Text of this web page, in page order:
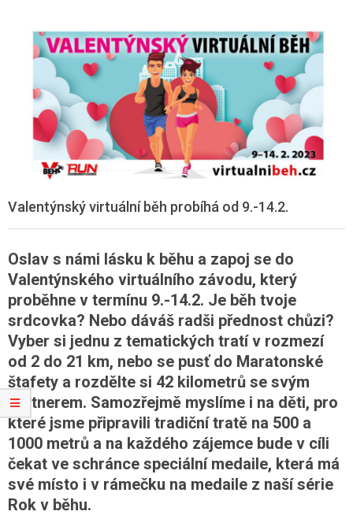
Valentýnský virtuální běh probíhá od 9.-14.2.
Oslav s námi lásku k běhu a zapoj se do
Valentýnského virtuálního závodu, který
proběhne v termínu 9.-14.2. Je běh tvoje
srdcovka? Nebo dáváš radši přednost chůzi?
Vyber si jednu z tematických tratí v rozmezí
od 2 do 21 km, nebo se pusť do Maratonské
štafety a rozdělte si 42 kilometrů se svým
partnerem. Samozřejmě myslíme i na děti, pro
které jsme připravili tradiční tratě na 500 a
1000 metrů a na každého zájemce bude v cíli
čekat ve schránce speciální medaile, která má
své místo i v rámečku na medaile z naší série
Rok v běhu.